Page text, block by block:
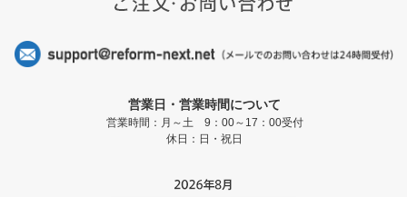
営業日・営業時間について
営業時間：月～土 9：00～17：00受付
休日：日・祝日